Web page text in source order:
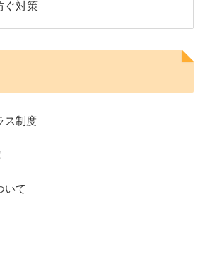
ぐ対策
ス制度
いて